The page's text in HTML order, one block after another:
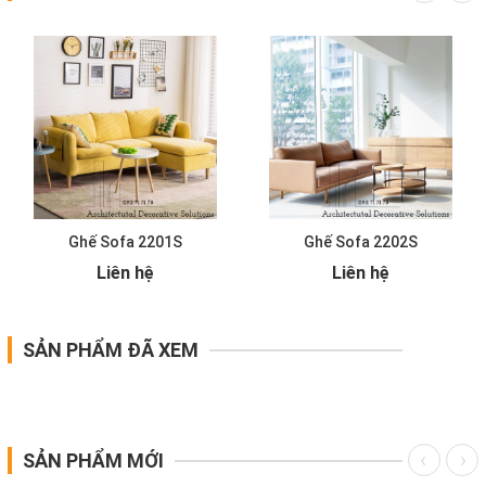
Ghế Sofa 2201S
Liên hệ
Ghế Sofa 2202S
Liên hệ
SẢN PHẨM ĐÃ XEM
SẢN PHẨM MỚI